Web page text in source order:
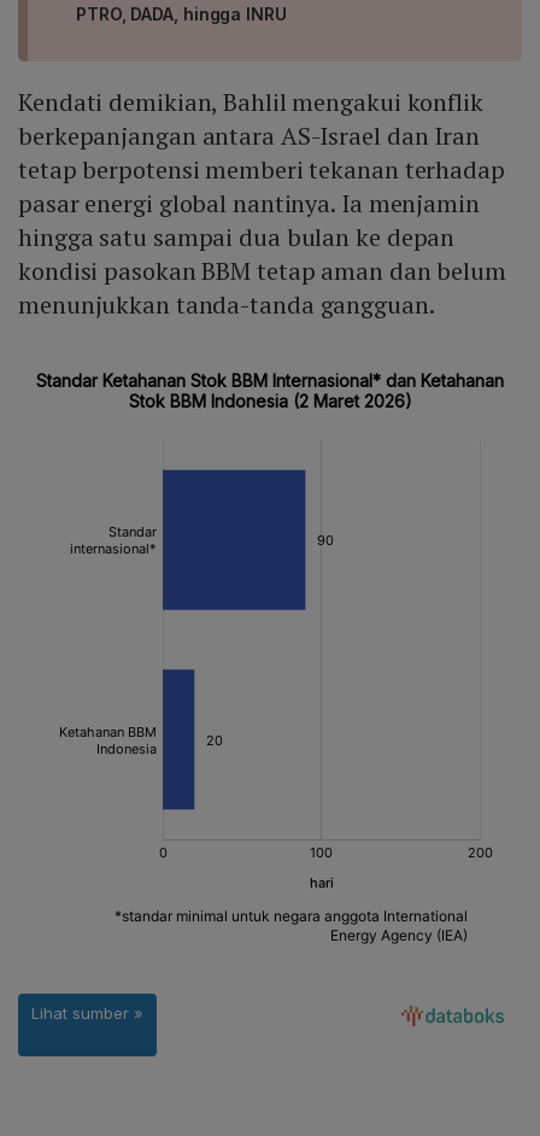
PTRO, DADA, hingga INRU
Kendati demikian, Bahlil mengakui konflik
berkepanjangan antara AS-Israel dan Iran
tetap berpotensi memberi tekanan terhadap
pasar energi global nantinya. Ia menjamin
hingga satu sampai dua bulan ke depan
kondisi pasokan BBM tetap aman dan belum
menunjukkan tanda-tanda gangguan.